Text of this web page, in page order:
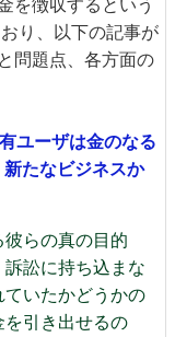
を徴収するという
り、以下の記事が
問題点、各方面の
ユーザは金のなる
たなビジネスか
らの真の目的
訟に持ち込まな
いたかどうかの
引き出せるの